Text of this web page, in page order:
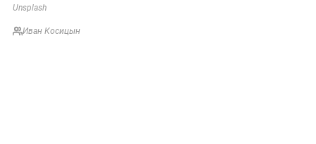
Unsplash
Иван Косицын